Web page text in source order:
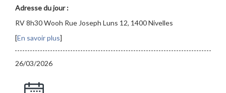
Adresse du jour :
RV 8h30 Wooh Rue Joseph Luns 12, 1400 Nivelles
[En savoir plus]
26/03/2026